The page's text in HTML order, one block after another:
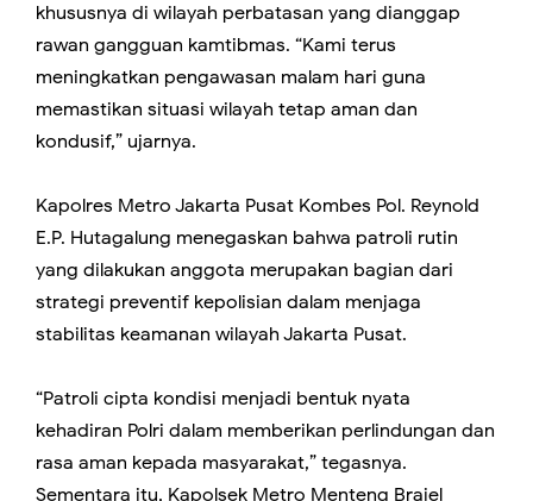
khususnya di wilayah perbatasan yang dianggap
rawan gangguan kamtibmas. “Kami terus
meningkatkan pengawasan malam hari guna
memastikan situasi wilayah tetap aman dan
kondusif,” ujarnya.
Kapolres Metro Jakarta Pusat Kombes Pol. Reynold
E.P. Hutagalung menegaskan bahwa patroli rutin
yang dilakukan anggota merupakan bagian dari
strategi preventif kepolisian dalam menjaga
stabilitas keamanan wilayah Jakarta Pusat.
“Patroli cipta kondisi menjadi bentuk nyata
kehadiran Polri dalam memberikan perlindungan dan
rasa aman kepada masyarakat,” tegasnya.
Sementara itu, Kapolsek Metro Menteng Braiel